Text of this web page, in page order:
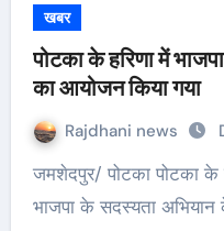
खबर
पोटका के हरिणा में
का आयोजन किया गया
Rajdhani news
जमशेदपुर/ पोटका पोटका के हरिणा में भाजपा कोवाली मंडल द्वारा
भाजपा के सदस्यता अभियान